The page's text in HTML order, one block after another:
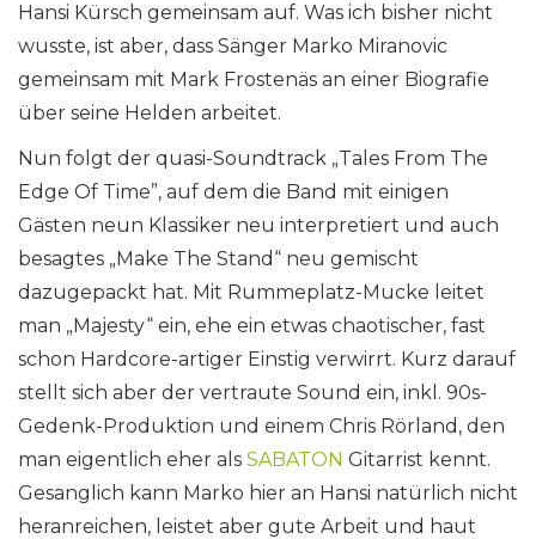
Hansi Kürsch gemeinsam auf. Was ich bisher nicht
wusste, ist aber, dass Sänger Marko Miranovic
gemeinsam mit Mark Frostenäs an einer Biografie
über seine Helden arbeitet.
Nun folgt der quasi-Soundtrack „Tales From The
Edge Of Time”, auf dem die Band mit einigen
Gästen neun Klassiker neu interpretiert und auch
besagtes „Make The Stand“ neu gemischt
dazugepackt hat. Mit Rummeplatz-Mucke leitet
man „Majesty“ ein, ehe ein etwas chaotischer, fast
schon Hardcore-artiger Einstig verwirrt. Kurz darauf
stellt sich aber der vertraute Sound ein, inkl. 90s-
Gedenk-Produktion und einem Chris Rörland, den
man eigentlich eher als SABATON Gitarrist kennt.
Gesanglich kann Marko hier an Hansi natürlich nicht
heranreichen, leistet aber gute Arbeit und haut